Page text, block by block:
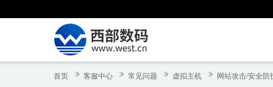
首页 客服中心 常见问题 虚拟主机 网站攻击/安全防